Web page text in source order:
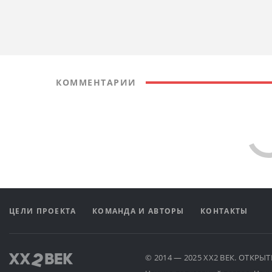
КОММЕНТАРИИ
ЦЕЛИ ПРОЕКТА КОМАНДА И АВТОРЫ КОНТАКТЫ
© 2014 — 2025 XX2 ВЕК.